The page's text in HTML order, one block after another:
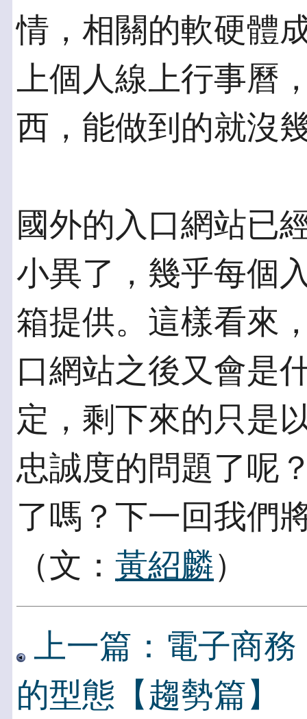
情，相關的軟硬體
上個人線上行事曆
西，能做到的就沒
國外的入口網站已
小異了，幾乎每個
箱提供。這樣看來
口網站之後又會是
定，剩下來的只是
忠誠度的問題了呢
了嗎？下一回我們
（文： 黃紹麟）
上一篇：電子商
的型態【趨勢篇】